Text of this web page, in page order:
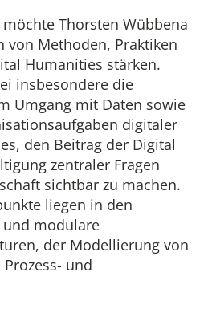
Thorsten Wübbena
von Methoden, Praktiken
Humanities stärken.
insbesondere die
Umgang mit Daten sowie
digitaler
den Beitrag der Digital
zentraler Fragen
sichtbar zu machen.
liegen in den
und modulare
der Modellierung von
und